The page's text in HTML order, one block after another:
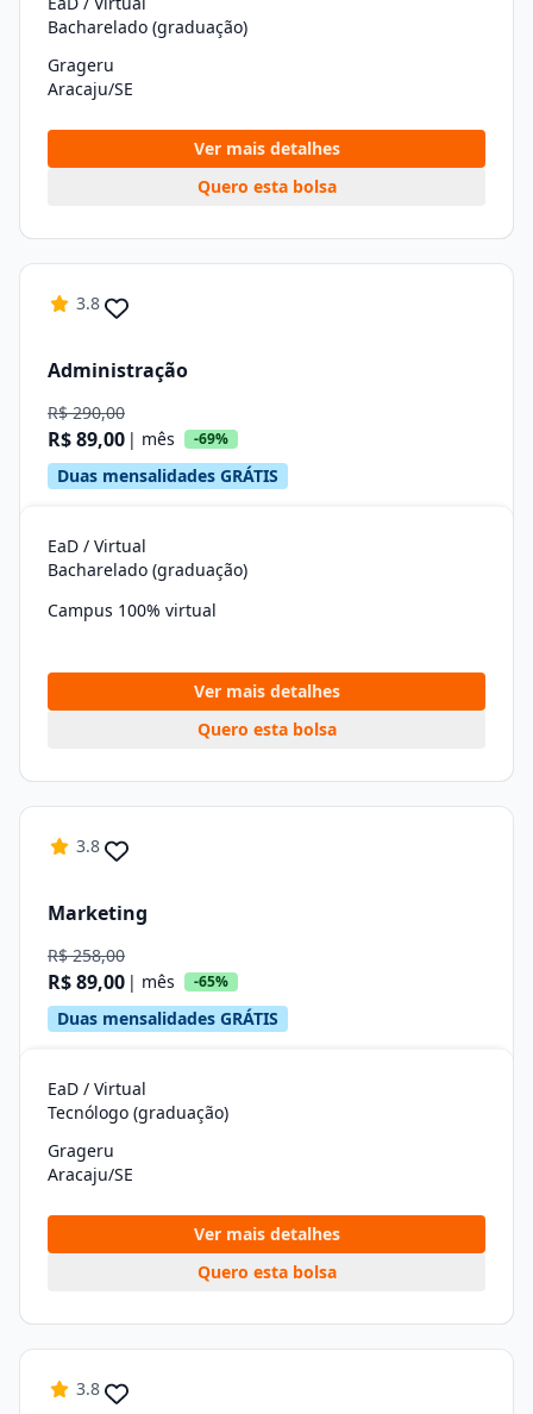
Bacharelado (graduação)
Grageru
Aracaju/SE
Ver mais detalhes
Quero esta bolsa
3.8
Administração
R$ 290,00
R$ 89,00 | mês -69%
Duas mensalidades GRÁTIS
EaD / Virtual
Bacharelado (graduação)
Campus 100% virtual
Ver mais detalhes
Quero esta bolsa
3.8
Marketing
R$ 258,00
R$ 89,00 | mês -65%
Duas mensalidades GRÁTIS
EaD / Virtual
Tecnólogo (graduação)
Grageru
Aracaju/SE
Ver mais detalhes
Quero esta bolsa
3.8